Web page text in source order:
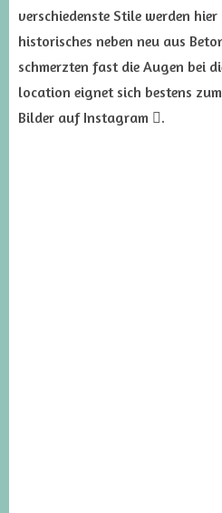
verschiedenste Stile werden
historisches neben neu aus
schmerzten fast die Augen bei
location eignet sich bestens
Bilder auf Instagram .